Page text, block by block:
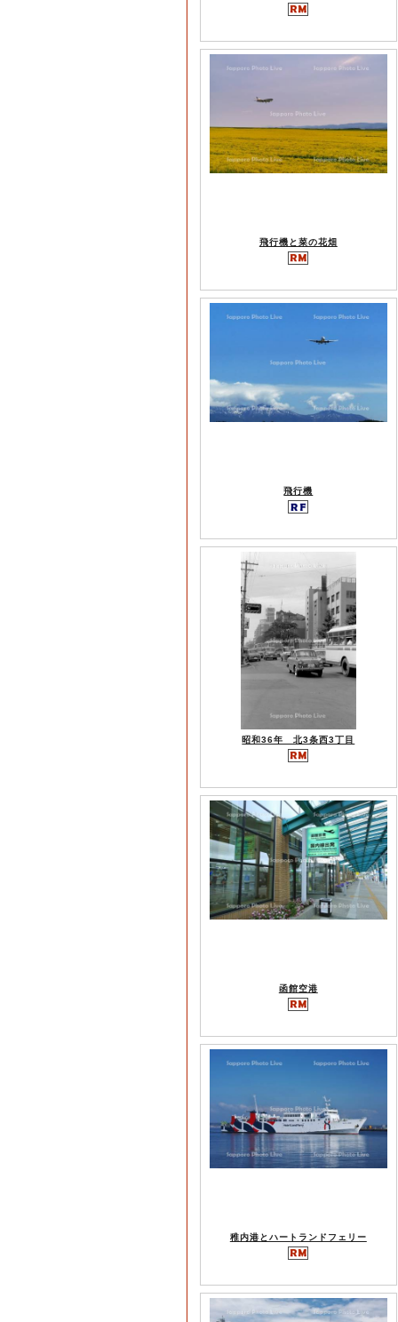
飛行機と菜の花畑
飛行機
昭和36年 北3条西3丁目
函館空港
稚内港とハートランドフェリー